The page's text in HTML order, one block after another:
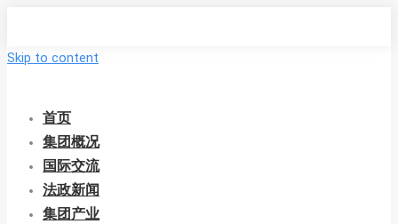
Skip to content
首页
集团概况
国际交流
法政新闻
集团产业